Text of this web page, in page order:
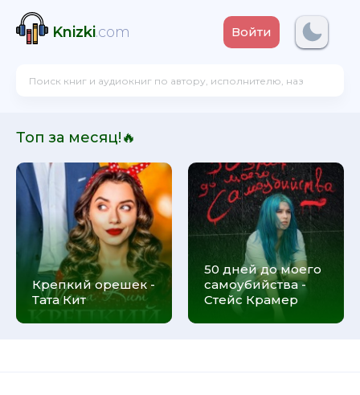
Knizki.com Войти
Топ за месяц!🔥
Крепкий орешек -
Тата Кит
50 дней до моего
самоубийства -
Стейс Крамер